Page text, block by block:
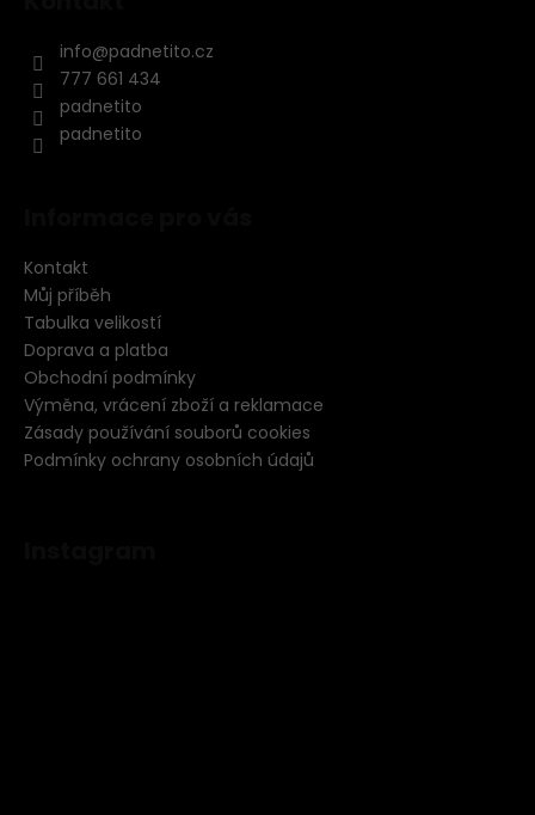
info@padnetito.cz
777 661 434
padnetito
padnetito
Kontakt
Můj příběh
Tabulka velikostí
Doprava a platba
Obchodní podmínky
Výměna, vrácení zboží a reklamace
Zásady používání souborů cookies
Podmínky ochrany osobních údajů